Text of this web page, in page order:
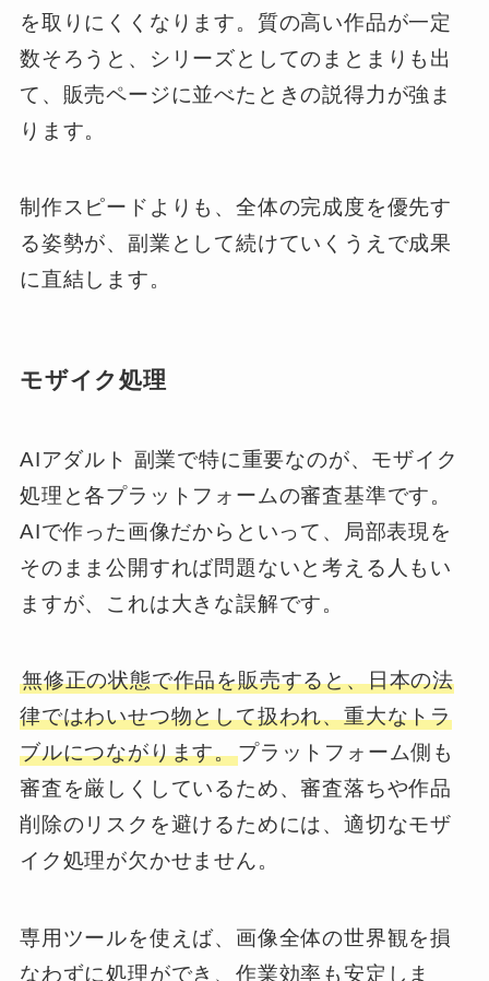
を取りにくくなります。質の高い作品が一定
数そろうと、シリーズとしてのまとまりも出
て、販売ページに並べたときの説得力が強ま
ります。
制作スピードよりも、全体の完成度を優先す
る姿勢が、副業として続けていくうえで成果
に直結します。
モザイク処理
AIアダルト 副業で特に重要なのが、モザイク
処理と各プラットフォームの審査基準です。
AIで作った画像だからといって、局部表現を
そのまま公開すれば問題ないと考える人もい
ますが、これは大きな誤解です。
無修正の状態で作品を販売すると、日本の法
律ではわいせつ物として扱われ、重大なトラ
ブルにつながります。プラットフォーム側も
審査を厳しくしているため、審査落ちや作品
削除のリスクを避けるためには、適切なモザ
イク処理が欠かせません。
専用ツールを使えば、画像全体の世界観を損
なわずに処理ができ、作業効率も安定しま